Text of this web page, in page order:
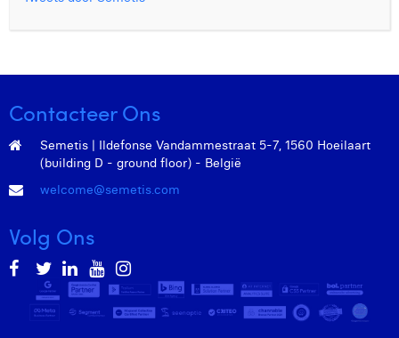
Contacteer Ons
Semetis | Ildefonse Vandammestraat 5-7, 1560 Hoeilaart
(building D - ground floor) - België
welcome@semetis.com
Volg Ons